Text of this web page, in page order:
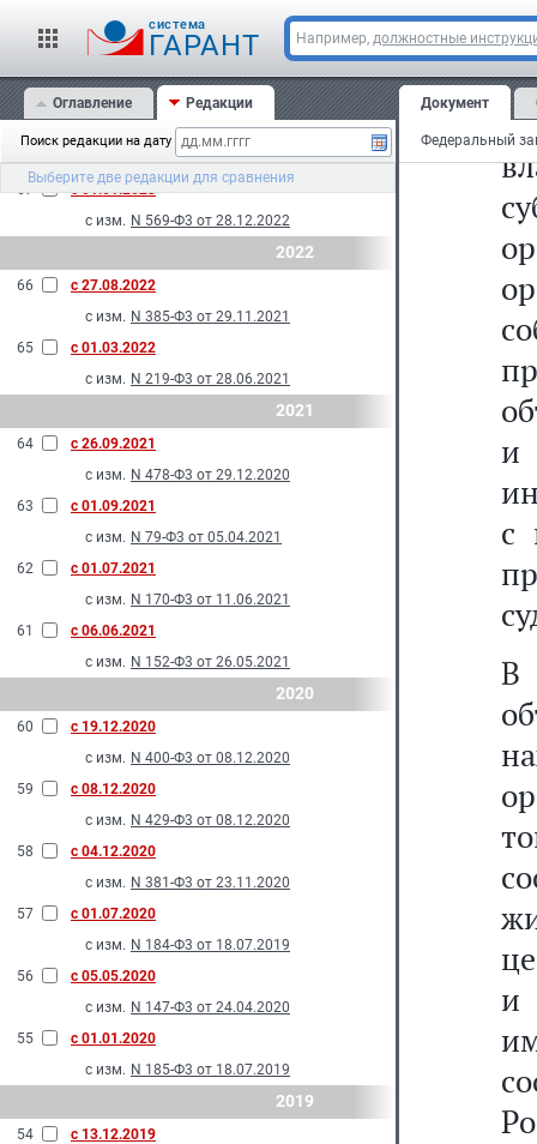
cистема
ГАРАНТ Например, должностные
Оглавление Редакции
Поиск редакции на дату
Выберите две редакции для сравнения
с 01.01.2024
N 293-Ф3 от 10.07.2023
2023
с изм. N 137-Ф3 от 28.04.2023
67
с 01.01.2023
с изм. N 569-Ф3 от 28.12.2022
2022
66
с 27.08.2022
с изм. N 385-Ф3 от 29.11.2021
65
с 01.03.2022
с изм. N 219-Ф3 от 28.06.2021
2021
64
с 26.09.2021
с изм. N 478-Ф3 от 29.12.2020
63
с 01.09.2021
с изм. N 79-Ф3 от 05.04.2021
62
с 01.07.2021
с изм. N 170-Ф3 от 11.06.2021
61
с 06.06.2021
с изм. N 152-Ф3 от 26.05.2021
2020
60
с 19.12.2020
с изм. N 400-Ф3 от 08.12.2020
59
с 08.12.2020
с изм. N 429-Ф3 от 08.12.2020
58
с 04.12.2020
с изм. N 381-Ф3 от 23.11.2020
57
с 01.07.2020
с изм. N 184-Ф3 от 18.07.2019
56
с 05.05.2020
с изм. N 147-Ф3 от 24.04.2020
55
с 01.01.2020
с изм. N 185-Ф3 от 18.07.2019
2019
54
с 13.12.2019
Документ
и
с
В
и